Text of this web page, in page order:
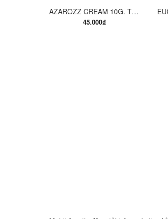
AZAROZZ CREAM 10G. TERBINAFINE 1%. THUỐC TRỊ NẤM DA CHÂN, NẤM DA ĐÙI, NẤM DA THÂN, LANG BEN...
45.000₫